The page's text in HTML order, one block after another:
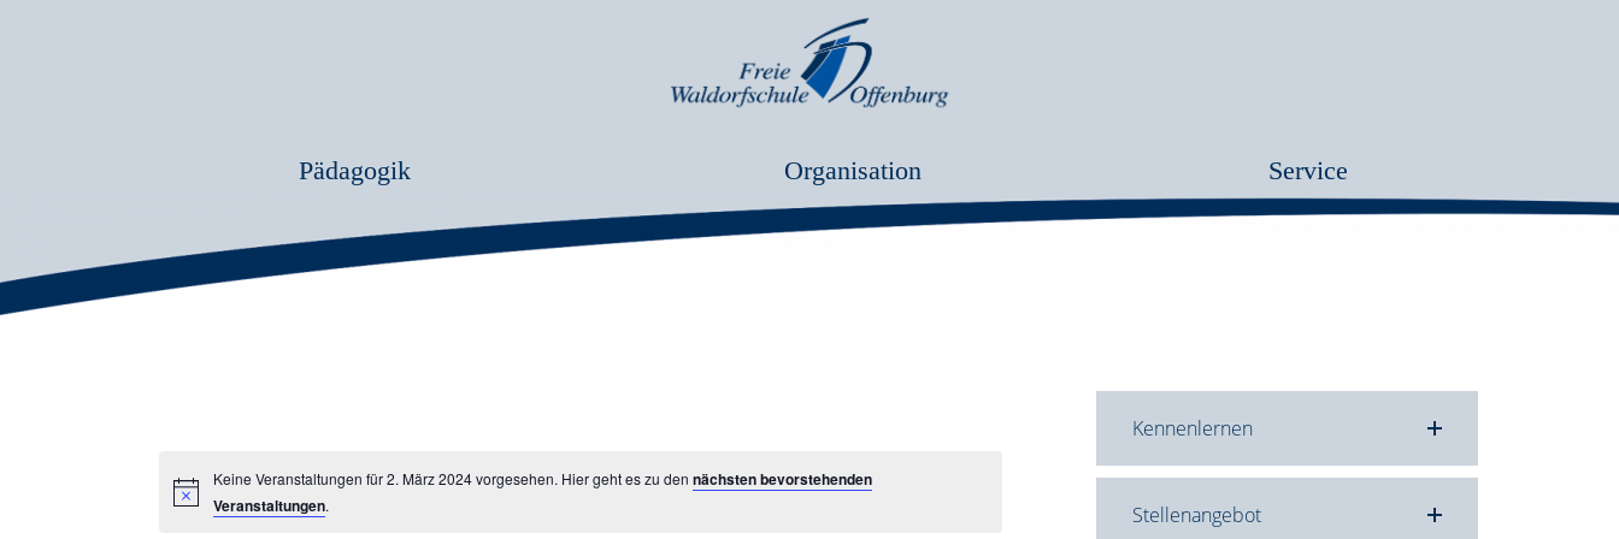
Pädagogik Organisation Service
Keine Veranstaltungen für 2. März 2024 vorgesehen. Hier geht es zu dennächsten bevorstehenden
Veranstaltungen.
Kennenlernen
Stellenangebot